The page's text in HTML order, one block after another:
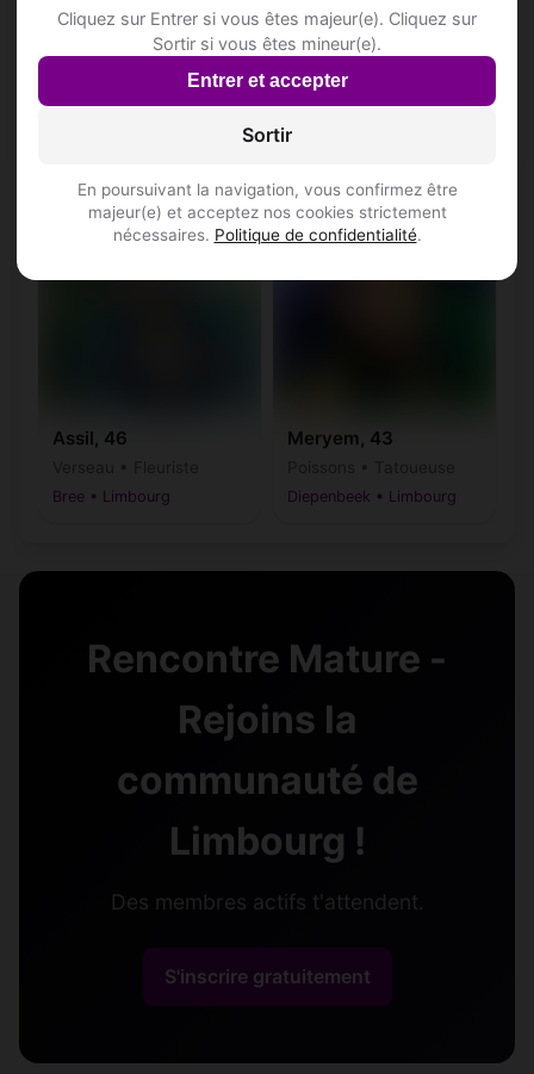
Cliquez sur Entrer si vous êtes majeur(e). Cliquez sur
Sortir si vous êtes mineur(e).
Entrer et accepter
Sortir
En poursuivant la navigation, vous confirmez être
majeur(e) et acceptez nos cookies strictement
nécessaires. Politique de confidentialité.
Bélier • Plombière
Assil, 46
Bree • Limbourg
♀
Meryem, 43
Diepenbeek • Limbourg
Rencontre Mature -
Rejoins la
communauté de
Limbourg !
Des membres actifs t'attendent.
S'inscrire gratuitement